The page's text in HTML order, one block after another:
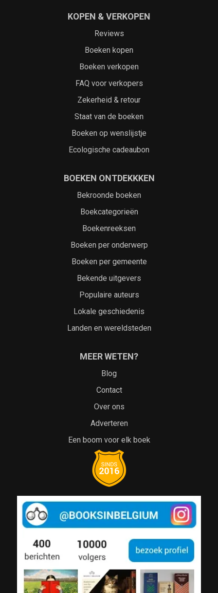
KOPEN & VERKOPEN
Reviews
Boeken kopen
Boeken verkopen
FAQ voor verkopers
Zekerheid & retour
Staat van de boeken
Boeken op wenslijstje
Ecologische cadeaubon
BOEKEN ONTDEKKKEN
Bekroonde boeken
Boekcategorieën
Boekenreeksen
Boeken per onderwerp
Boeken per gemeente
Bekende uitgevers
Populaire auteurs
Lokale geschiedenis
Landen en wereldsteden
MEER WETEN?
Blog
Contact
Over ons
Adverteren
Een boom voor elk boek